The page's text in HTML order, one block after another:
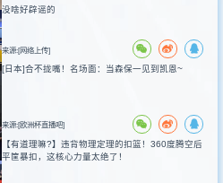
没啥好辟谣的
来源:[网络上传]
[日本]合不拢嘴！名场面：当森保一见到凯恩~
来源:[欧洲杯直播吧]
【有道理嘛?】违背物理定理的扣篮！360度腾空后
平筐暴扣，这核心力量太绝了！